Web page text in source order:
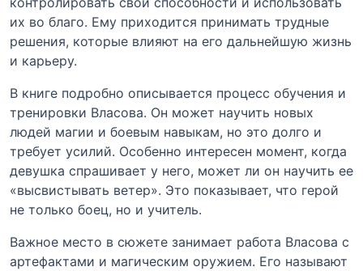
их во благо. Ему приходится принимать трудные
решения, которые влияют на его дальнейшую жизнь
и карьеру.
В книге подробно описывается процесс обучения и
тренировки Власова. Он может научить новых
людей магии и боевым навыкам, но это долго и
требует усилий. Особенно интересен момент, когда
девушка спрашивает у него, может ли он научить ее
«высвистывать ветер». Это показывает, что герой
не только боец, но и учитель.
Важное место в сюжете занимает работа Власова с
артефактами и магическим оружием. Его называют